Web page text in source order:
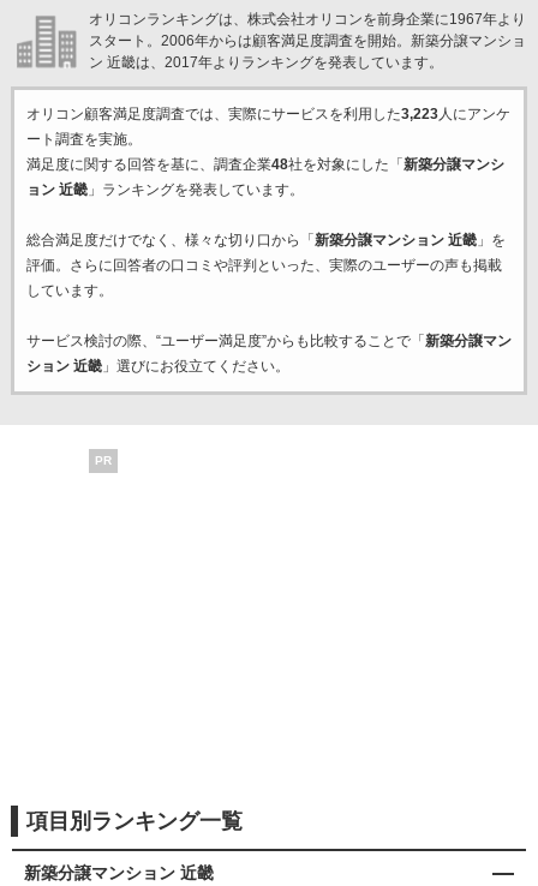
オリコンランキングは、株式会社オリコンを前身企業に1967年より
スタート。2006年からは顧客満足度調査を開始。新築分譲マンショ
ン 近畿は、2017年よりランキングを発表しています。
オリコン顧客満足度調査では、実際にサービスを利用した3,223人にアンケ
ート調査を実施。
満足度に関する回答を基に、調査企業48社を対象にした「 新築分譲マンシ
ョン 近畿」ランキングを発表しています。
総合満足度だけでなく、様々な切り口から「 新築分譲マンション 近畿」を
評価。さらに回答者の口コミや評判といった、実際のユーザーの声も掲載
しています。
サービス検討の際、“ユーザー満足度”からも比較することで「 新築分譲マン
ション 近畿」選びにお役立てください。
PR
項目別ランキング一覧
新築分譲マンション 近畿